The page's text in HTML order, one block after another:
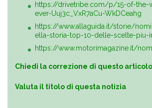
https://drivetribe.com/p/15-of-the-
ever-Uuj3c_VxR7aCu-WkDCeahg
https://www.allaguida.it/storie/
ella-storia-top-10-delle-scelte-piu-
https://www.motorimagazine.it/
Chiedi la correzione di questo articolo
Valuta il titolo di questa notizia